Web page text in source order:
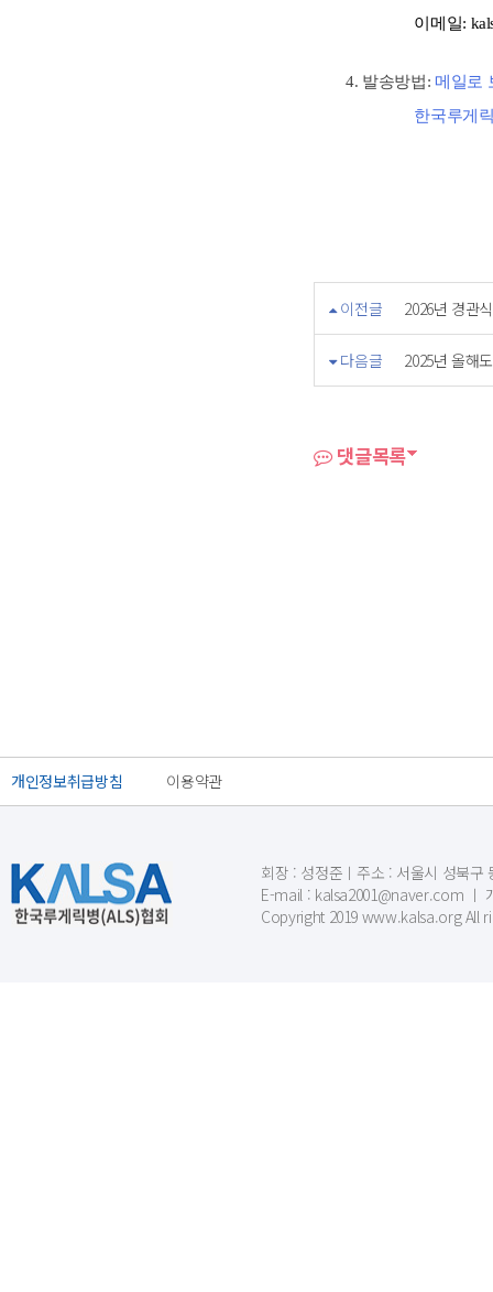
이메일:
4. 발송방법: 메일로
한국루게릭병협
이전글 2026년 경관
다음글 2025년 올해
댓글목록
개인정보취급방침 이용약관
회장 : 성정준ㅣ주소 : 서울시 성북구
E-mail : kalsa2001@naver.com ㅣ
Copyright 2019 www.kalsa.org All